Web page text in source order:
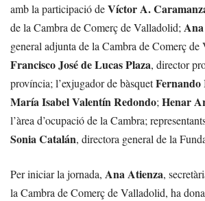
amb la participació deVíctor A.
de la Cambra de Comerç de Valladolid;
general adjunta de la Cambra de Comerç
Francisco José de Lucas Plaza, director
província; l’exjugador de bàsquetFernando
María Isabel Valentín Redondo;Henar
l’àrea d’ocupació de la Cambra;
Sonia Catalán, directora general de la
Per iniciar la jornada, Ana Atienza,
la Cambra de Comerç de Valladolid, ha